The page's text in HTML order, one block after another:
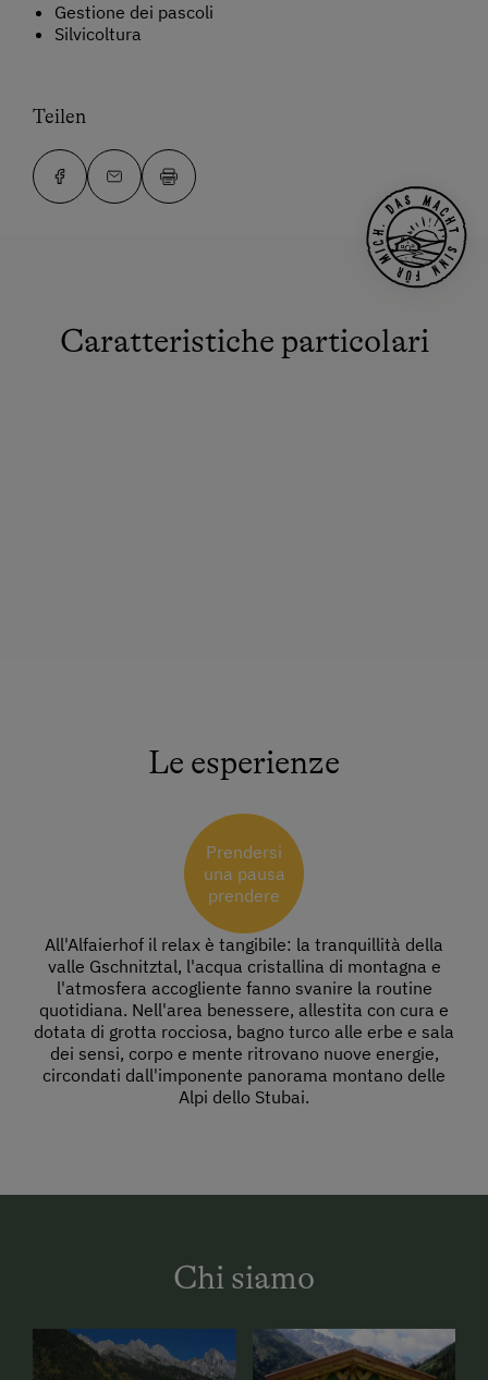
Gestione dei pascoli
Silvicoltura
Teilen
Caratteristiche particolari
Le esperienze
Prendersi
una pausa
prendere
All'Alfaierhof il relax è tangibile: la tranquillità della
valle Gschnitztal, l'acqua cristallina di montagna e
l'atmosfera accogliente fanno svanire la routine
quotidiana. Nell'area benessere, allestita con cura e
dotata di grotta rocciosa, bagno turco alle erbe e sala
dei sensi, corpo e mente ritrovano nuove energie,
circondati dall'imponente panorama montano delle
Alpi dello Stubai.
Chi siamo